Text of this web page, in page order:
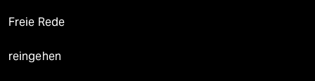
Freie Rede
reingehen